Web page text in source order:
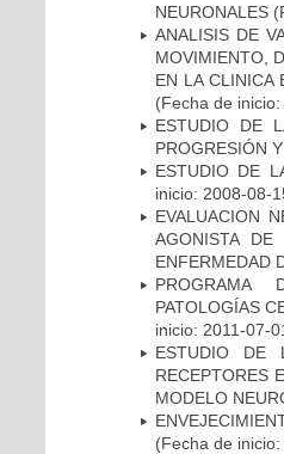
NEURONALES
ANALISIS DE
MOVIMIENTO,
EN LA CLINICA
(Fecha de
ESTUDIO DE
PROGRESIÓN
ESTUDIO DE
inicio: 2008-08-
EVALUACION
AGONISTA
ENFERMEDAD
PROGRAMA
PATOLOGÍAS
inicio: 2011-07-
ESTUDIO DE
RECEPTORES
MODELO
(Fecha de